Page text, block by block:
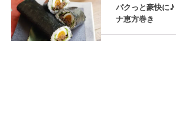
パクっと豪快に
ナ恵方巻き